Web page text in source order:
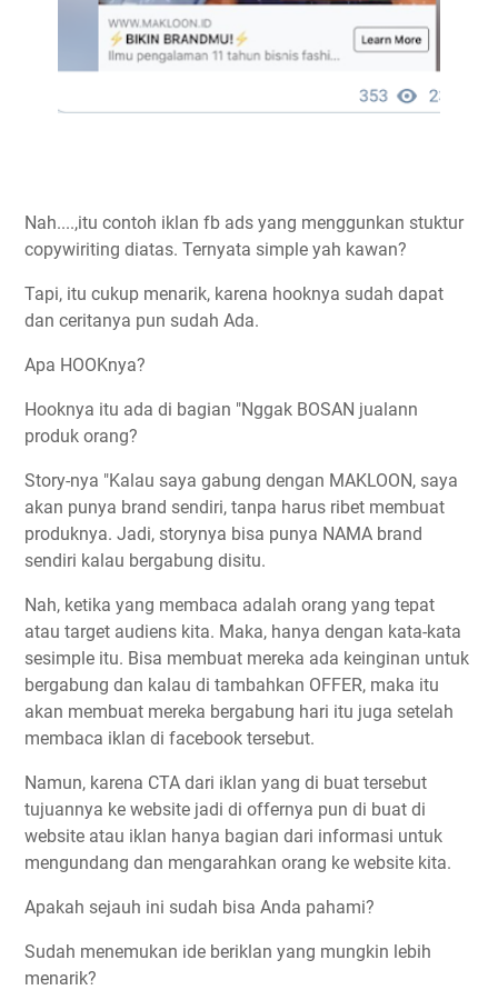
Nah....,itu contoh iklan fb ads yang menggunkan stuktur
copywiriting diatas. Ternyata simple yah kawan?
Tapi, itu cukup menarik, karena hooknya sudah dapat
dan ceritanya pun sudah Ada.
Apa HOOKnya?
Hooknya itu ada di bagian "Nggak BOSAN jualann
produk orang?
Story-nya "Kalau saya gabung dengan MAKLOON, saya
akan punya brand sendiri, tanpa harus ribet membuat
produknya. Jadi, storynya bisa punya NAMA brand
sendiri kalau bergabung disitu.
Nah, ketika yang membaca adalah orang yang tepat
atau target audiens kita. Maka, hanya dengan kata-kata
sesimple itu. Bisa membuat mereka ada keinginan untuk
bergabung dan kalau di tambahkan OFFER, maka itu
akan membuat mereka bergabung hari itu juga setelah
membaca iklan di facebook tersebut.
Namun, karena CTA dari iklan yang di buat tersebut
tujuannya ke website jadi di offernya pun di buat di
website atau iklan hanya bagian dari informasi untuk
mengundang dan mengarahkan orang ke website kita.
Apakah sejauh ini sudah bisa Anda pahami?
Sudah menemukan ide beriklan yang mungkin lebih
menarik?